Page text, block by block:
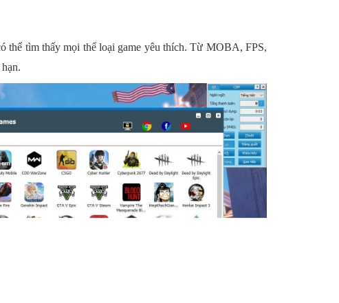
thể tìm thấy mọi thể loại game yêu thích. Từ MOBA, FPS,